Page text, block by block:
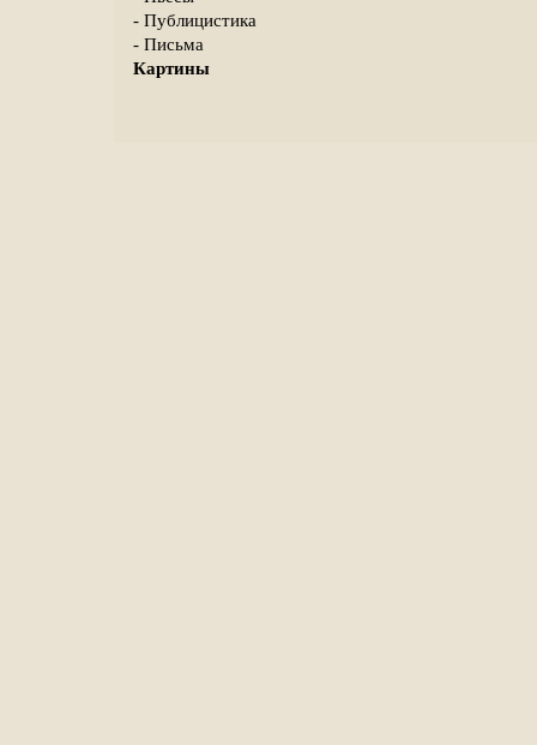
- Публицистика
- Письма
Картины